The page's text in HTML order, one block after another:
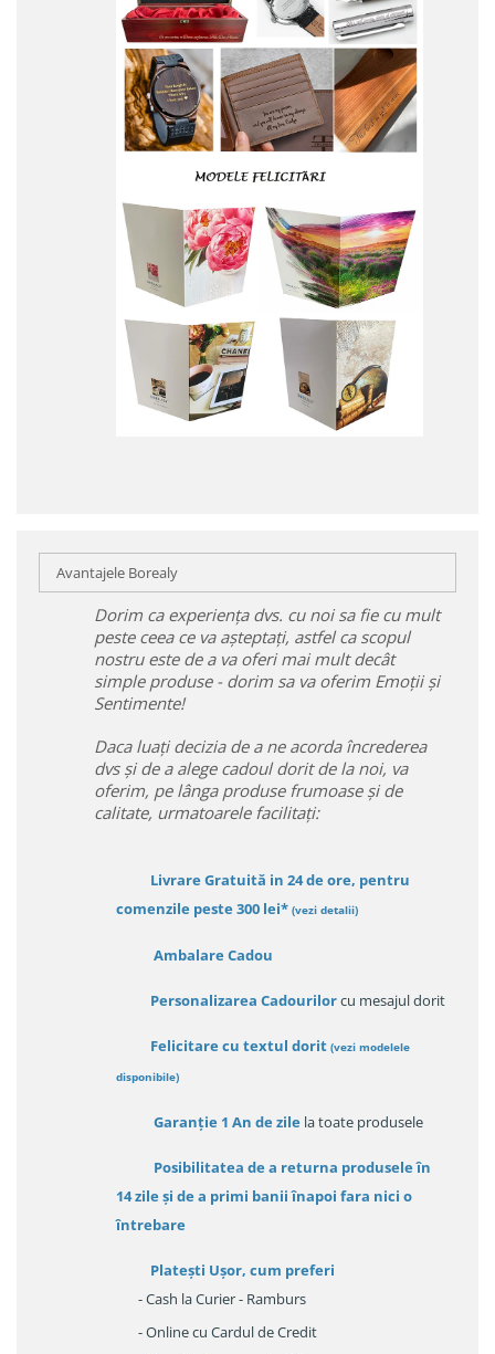
Avantajele Borealy
Dorim ca experiența dvs. cu noi sa fie cu mult
peste ceea ce va așteptați, astfel ca scopul
nostru este de a va oferi mai mult decât
simple produse - dorim sa va oferim Emoții și
Sentimente!
Daca luați decizia de a ne acorda încrederea
dvs și de a alege cadoul dorit de la noi, va
oferim, pe lânga produse frumoase și de
calitate, urmatoarele facilitați:
Livrare Gratuită in 24 de ore, pentru
comenzile peste 300 lei* (vezi detalii)
Ambalare Cadou
Personalizarea Cadourilorcu mesajul dorit
Felicitare cu textul dorit (vezi modelele
disponibile)
Garanție 1 An de zile la toate produsele
Posibilitatea de a returna produsele în
14 zileși de a primi banii înapoi fara nici o
întrebare
Platești Ușor, cum preferi
- Cash la Curier - Ramburs
- Online cu Cardul de Credit